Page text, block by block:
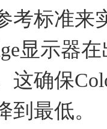
考标准来
显示器
这确保
到最低。